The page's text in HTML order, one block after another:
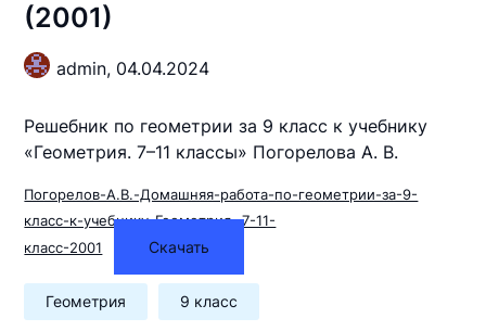
(2001)
admin, 04.04.2024
Решебник по геометрии за 9 класс к учебнику
«Геометрия. 7–11 классы» Погорелова А. В.
Погорелов-А.В.-Домашняя-работа-по-геометрии-за-9-
класс-к-учебнику-Геометрия.-7-11-
класс-2001
Скачать
Геометрия 9 класс